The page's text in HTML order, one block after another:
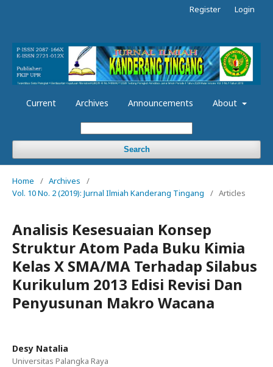
Current Archives Announcements About
Search
Register Login
Home / Archives
/
Vol. 10 No. 2 (2019): Jurnal Ilmiah Kanderang Tingang
/ Articles
Analisis Kesesuaian Konsep
Struktur Atom Pada Buku Kimia
Kelas X SMA/MA Terhadap Silabus
Kurikulum 2013 Edisi Revisi Dan
Penyusunan Makro Wacana
Desy Natalia
Universitas Palangka Raya